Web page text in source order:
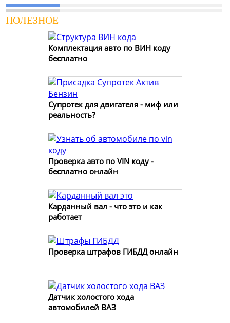
ПОЛЕЗНОЕ
Комплектация авто по ВИН коду
бесплатно
Супротек для двигателя - миф или
реальность?
Проверка авто по VIN коду -
бесплатно онлайн
Карданный вал - что это и как
работает
Проверка штрафов ГИБДД онлайн
Датчик холостого хода
автомобилей ВАЗ